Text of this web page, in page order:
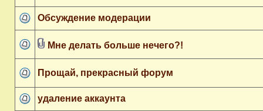
Обсуждение модерации
Мне делать больше нечего?!
Прощай, прекрасный форум
удаление аккаунта